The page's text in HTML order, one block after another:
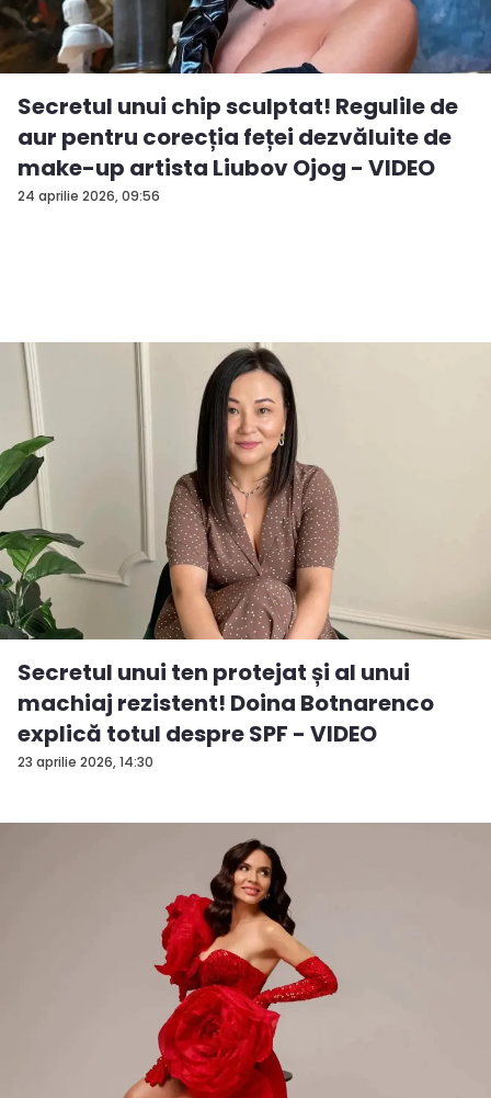
24 aprilie 2026, 09:56
Secretul unui chip sculptat! Regulile de
aur pentru corecția feței dezvăluite de
make-up artista Liubov Ojog - VIDEO
23 aprilie 2026, 14:30
Secretul unui ten protejat și al unui
machiaj rezistent! Doina Botnarenco
explică totul despre SPF - VIDEO